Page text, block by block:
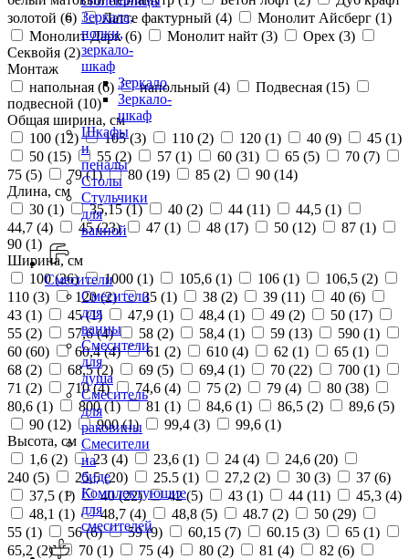
Зеркала,
полки,
зеркало-
шкаф
Зеркало
Зеркало-
шкаф
Шкафы
и
пеналы
Столы
Стульчики
для
ванной
Смесители
Смесители
для
ванны
Смесители
для
душа
Смеситель
для
раковины
Смесители
на
биде
Комплектующие
для
смесителей
золотой (6) Латте фактурный (4) Монолит Айсберг (1)
Монолит Дарк (6) Монолит найт (3) Орех (3)
Секвойя (2)
Монтаж
напольная (6) напольный (4) Подвесная (15)
подвесной (10)
Общая ширина, см
100 (12) 105 (3) 110 (2) 120 (1) 40 (9) 45 (1)
50 (15) 55 (2) 57 (1) 60 (31) 65 (5) 70 (7)
75 (5) 79 (1) 80 (19) 85 (2) 90 (14)
Длина, см
30 (1) 35,15 (1) 40 (2) 44 (11) 44,5 (1)
44,7 (4) 45 (23) 47 (1) 48 (17) 50 (12) 87 (1)
90 (1)
Ширина, см
100 (26) 1000 (1) 105,6 (1) 106 (1) 106,5 (2)
110 (3) 120 (2) 35 (1) 38 (2) 39 (11) 40 (6)
43 (1) 45 (1) 47,9 (1) 48,4 (1) 49 (2) 50 (17)
55 (2) 57,6 (4) 58 (2) 58,4 (1) 59 (13) 590 (1)
60 (60) 60,4 (4) 61 (2) 610 (4) 62 (1) 65 (1)
68 (2) 68,5 (2) 69 (5) 69,4 (1) 70 (22) 700 (1)
71 (2) 710 (4) 74,6 (4) 75 (2) 79 (4) 80 (38)
80,6 (1) 800 (1) 81 (1) 84,6 (1) 86,5 (2) 89,6 (5)
90 (12) 900 (1) 99,4 (3) 99,6 (1)
Высота, см
1,6 (2) 23 (4) 23,6 (1) 24 (4) 24,6 (20)
240 (5) 25,5 (20) 25.5 (1) 27,2 (2) 30 (3) 37 (6)
37,5 (1) 40 (22) 42 (5) 43 (1) 44 (11) 45,3 (4)
48,1 (1) 48,7 (4) 48,8 (5) 48.7 (2) 50 (29)
55 (1) 56 (6) 59 (9) 60,15 (7) 60.15 (3) 65 (1)
65,2 (2) 70 (1) 75 (4) 80 (2) 81 (4) 82 (6)